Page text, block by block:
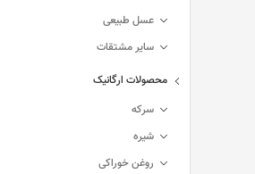
عسل طبیعی
سایر مشتقات
محصولات ارگانیک
سرکه
شیره
روغن خوراکی